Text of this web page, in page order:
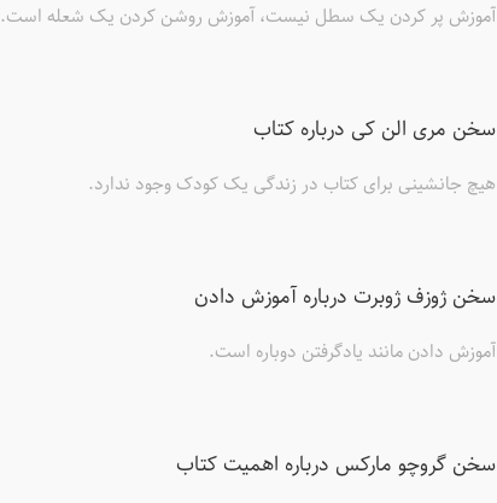
آموزش پر کردن یک سطل نیست، آموزش روشن کردن یک شعله است.
سخن مری الن کی درباره کتاب
هیچ جانشینی برای کتاب در زندگی یک کودک وجود ندارد.
سخن ژوزف ژوبرت درباره آموزش دادن
آموزش دادن مانند یادگرفتن دوباره است.
سخن گروچو مارکس درباره اهمیت کتاب